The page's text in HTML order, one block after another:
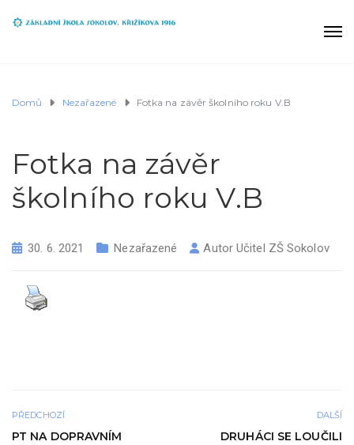
Domů Nezařazené Fotka na závěr školního roku V.B
Fotka na závěr
školního roku V.B
30. 6. 2021 Nezařazené AutorUčitel ZŠ Sokolov
PŘEDCHOZÍ
PT NA DOPRAVNÍM
DALŠÍ
DRUHÁCI SE LOUČILI